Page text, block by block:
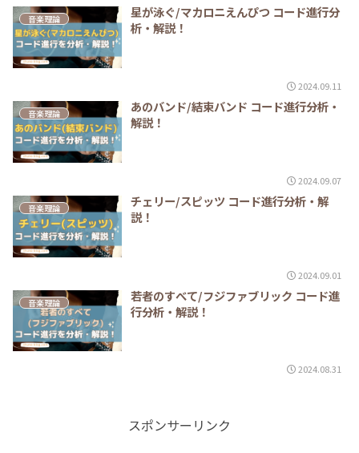
音楽理論
星が泳ぐ/マカロニえんぴつ コード進行分
析・解説！
2024.09.11
音楽理論
あのバンド/結束バンド コード進行分析・
解説！
2024.09.07
音楽理論
チェリー/スピッツ コード進行分析・解
説！
2024.09.01
音楽理論
若者のすべて/フジファブリック コード進
行分析・解説！
2024.08.31
スポンサーリンク